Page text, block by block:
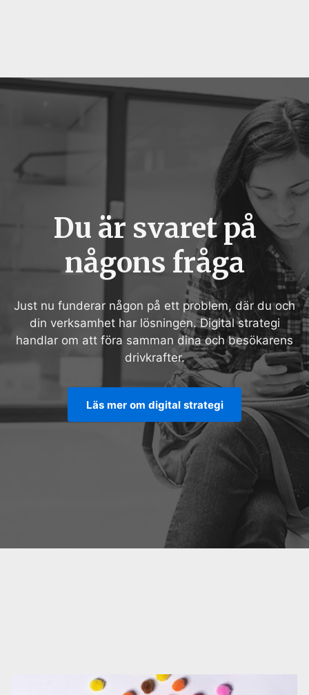
Du är svaret på
någons fråga
Just nu funderar någon på ett problem, där du och
din verksamhet har lösningen. Digital strategi
handlar om att föra samman dina och besökarens
drivkrafter.
Läs mer om digital strategi